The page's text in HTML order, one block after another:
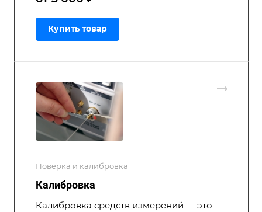
Купить товар
Поверка и калибровка
Калибровка
Калибровка средств измерений — это